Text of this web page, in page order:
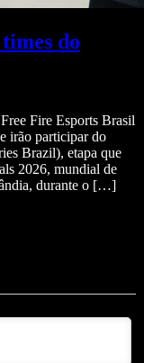
do
Fire Esports Brasil
irão participar do
Brazil), etapa que
2026, mundial de
durante o […]